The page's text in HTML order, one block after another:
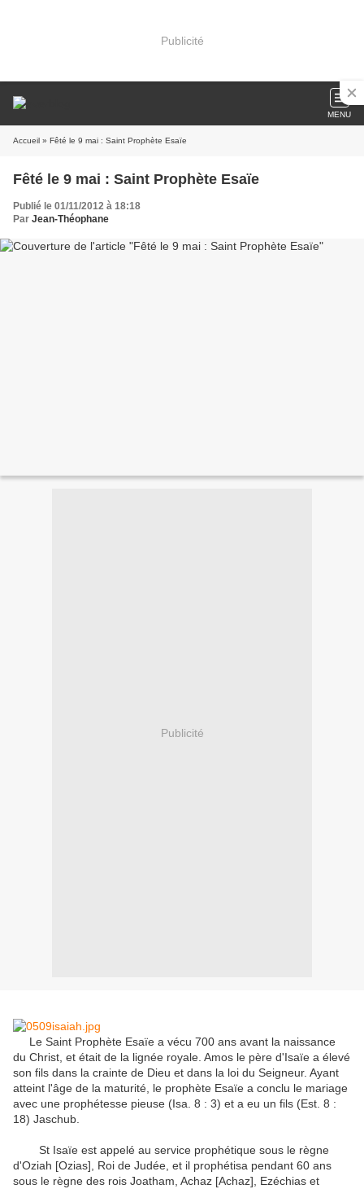
Publicité
MENU
Accueil » Fêté le 9 mai : Saint Prophète Esaïe
Fêté le 9 mai : Saint Prophète Esaïe
Publié le 01/11/2012 à 18:18
Par Jean-Théophane
Publicité
Le Saint Prophète Esaïe a vécu 700 ans avant la naissance
du Christ, et était de la lignée royale. Amos le père d'Isaïe a élevé
son fils dans la crainte de Dieu et dans la loi du Seigneur. Ayant
atteint l'âge de la maturité, le prophète Esaïe a conclu le mariage
avec une prophétesse pieuse (Isa. 8 : 3) et a eu un fils (Est. 8 :
18) Jaschub.
St Isaïe est appelé au service prophétique sous le règne
d'Oziah [Ozias], Roi de Judée, et il prophétisa pendant 60 ans
sous le règne des rois Joatham, Achaz [Achaz], Ezéchias et